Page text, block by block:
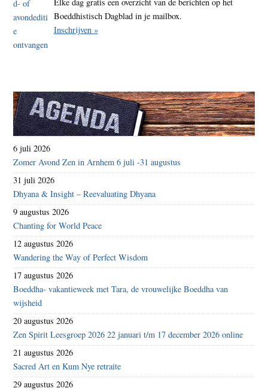
Boeddhistisch Dagblad in je mailbox.
Inschrijven »
6 juli 2026
Zomer Avond Zen in Arnhem 6 juli -31 augustus
31 juli 2026
Dhyana & Insight – Reevaluating Dhyana
9 augustus 2026
Chanting for World Peace
12 augustus 2026
Wandering the Way of Perfect Wisdom
17 augustus 2026
Boeddha- vakantieweek met Tara, de vrouwelijke Boeddha van
wijsheid
20 augustus 2026
Zen Spirit Leesgroep 2026 22 januari t/m 17 december 2026 online
21 augustus 2026
Sacred Art en Kum Nye retraite
29 augustus 2026